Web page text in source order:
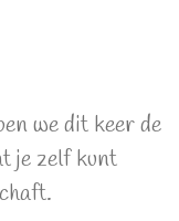
we dit keer de
je zelf kunt